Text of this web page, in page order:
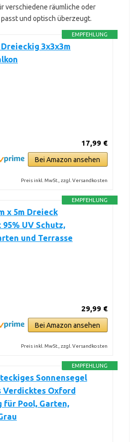
verschiedene räumliche oder
und optisch überzeugt.
EMPFEHLUNG
Dreieckig 3x3x3m
17,99 €
Bei Amazon ansehen
Preis inkl. MwSt., zzgl. Versandkosten
EMPFEHLUNG
x 5m Dreieck
UV Schutz,
und Terrasse
29,99 €
Bei Amazon ansehen
Preis inkl. MwSt., zzgl. Versandkosten
EMPFEHLUNG
Sonnensegel
Verdicktes Oxford
für Pool, Garten,